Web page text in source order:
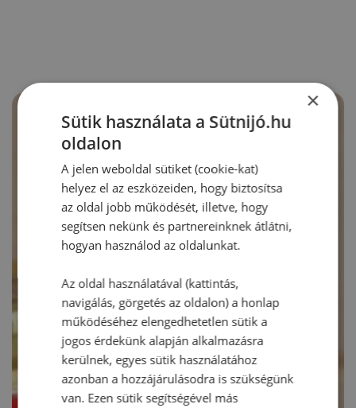
×
Sütik használata a Sütnijó.hu
oldalon
A jelen weboldal sütiket (cookie-kat)
helyez el az eszközeiden, hogy biztosítsa
az oldal jobb működését, illetve, hogy
segítsen nekünk és partnereinknek átlátni,
hogyan használod az oldalunkat.
Az oldal használatával (kattintás,
navigálás, görgetés az oldalon) a honlap
működéséhez elengedhetetlen sütik a
jogos érdekünk alapján alkalmazásra
kerülnek, egyes sütik használatához
azonban a hozzájárulásodra is szükségünk
van. Ezen sütik segítségével más